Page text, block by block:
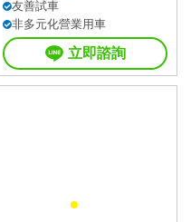
友善試車
非多元化營業用車
立即諮詢